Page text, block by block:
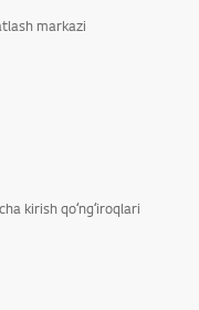
markazi
kirish qoʻngʻiroqlari